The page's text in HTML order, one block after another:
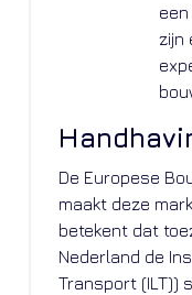
zijn
De Europese
maakt deze
betekent dat
Nederland de
Transport (ILT))